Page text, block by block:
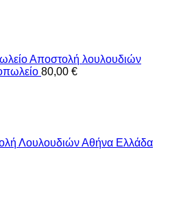
Αποστολή λουλουδιών
80,00 €
Λουλουδιών Αθήνα Ελλάδα